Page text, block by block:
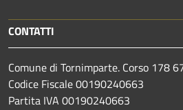
CONTATTI
Comune di Tornimparte. Corso 178
Codice Fiscale 00190240663
Partita IVA 00190240663